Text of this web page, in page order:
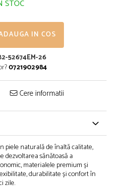
STOC
IN COS
52674EM-26
0721902984
Cere informatii
piele naturală de înaltă calitate,
dezvoltarea sănătoasă a
materialele premium și
durabilitate și confort în
zile.